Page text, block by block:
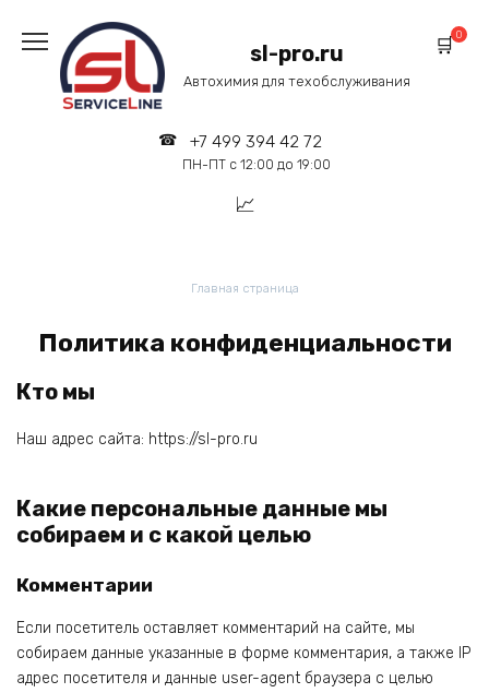
содержанию
sl-pro.ru
Автохимия для техобслуживания
+7 499 394 42 72
ПН-ПТ с 12:00 до 19:00
0
Главная страница
Политика конфиденциальности
Кто мы
Наш адрес сайта: https://sl-pro.ru
Какие персональные данные мы
собираем и с какой целью
Комментарии
Если посетитель оставляет комментарий на сайте, мы
собираем данные указанные в форме комментария, а также IP
адрес посетителя и данные user-agent браузера с целью